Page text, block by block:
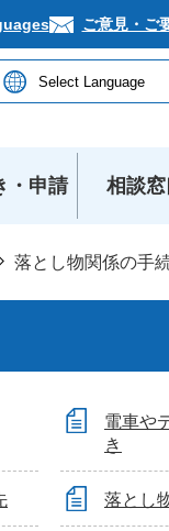
ご意見・ご
・申請 相談窓
落とし物関係の手
電車や
き
落とし